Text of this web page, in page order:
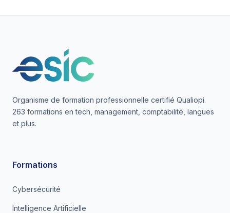
Organisme de formation professionnelle certifié Qualiopi.
263 formations en tech, management, comptabilité, langues
et plus.
Formations
Cybersécurité
Intelligence Artificielle